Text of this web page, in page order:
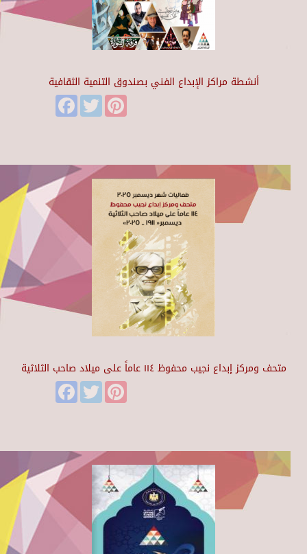
أنشطة مراكز الإبداع الفني بصندوق التنمية الثقافية
FacebookTwitter
متحف ومركز إبداع نجيب محفوظ ١١٤ عاماً على ميلاد صاحب الثلاثية
FacebookTwitter